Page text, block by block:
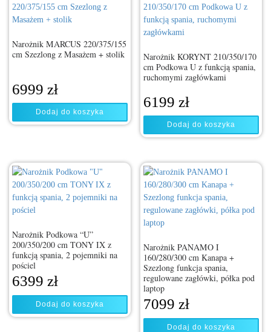
Narożnik MARCUS 220/375/155
cm Szezlong z Masażem + stolik
6999 zł
Dodaj do koszyka
Narożnik KORYNT 210/350/170
cm Podkowa U z funkcją spania,
ruchomymi zagłówkami
6199 zł
Dodaj do koszyka
Narożnik Podkowa “U”
200/350/200 cm TONY IX z
funkcją spania, 2 pojemniki na
pościel
6399 zł
Dodaj do koszyka
Narożnik PANAMO I
160/280/300 cm Kanapa +
Szezlong funkcja spania,
regulowane zagłówki, półka pod
laptop
7099zł
Dodaj do koszyka